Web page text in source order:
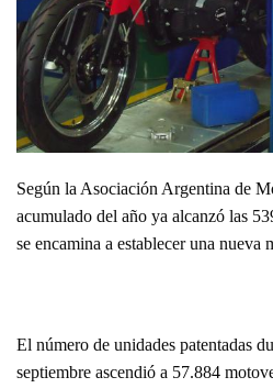
Según la Asociación Argentina de
acumulado del año ya alcanzó las
se encamina a establecer una nueva
El número de unidades patentadas
septiembre ascendió a 57.884